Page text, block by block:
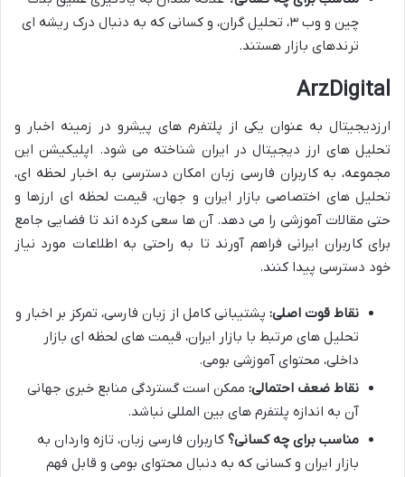
چین و وب ۳، تحلیل گران، و کسانی که به دنبال درک ریشه ای
ترندهای بازار هستند.
ArzDigital
ارزدیجیتال به عنوان یکی از پلتفرم های پیشرو در زمینه اخبار و
تحلیل های ارز دیجیتال در ایران شناخته می شود. اپلیکیشن این
مجموعه، به کاربران فارسی زبان امکان دسترسی به اخبار لحظه ای،
تحلیل های اختصاصی بازار ایران و جهان، قیمت لحظه ای ارزها و
حتی مقالات آموزشی را می دهد. آن ها سعی کرده اند تا فضایی جامع
برای کاربران ایرانی فراهم آورند تا به راحتی به اطلاعات مورد نیاز
خود دسترسی پیدا کنند.
نقاط قوت اصلی: پشتیبانی کامل از زبان فارسی، تمرکز بر اخبار و
تحلیل های مرتبط با بازار ایران، قیمت های لحظه ای بازار
داخلی، محتوای آموزشی بومی.
نقاط ضعف احتمالی: ممکن است گستردگی منابع خبری جهانی
آن به اندازه پلتفرم های بین المللی نباشد.
مناسب برای چه کسانی؟ کاربران فارسی زبان، تازه واردان به
بازار ایران و کسانی که به دنبال محتوای بومی و قابل فهم